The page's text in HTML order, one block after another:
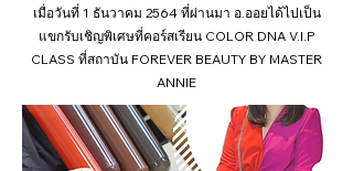
เมื่อวันที่ 1 ธันวาคม 2564 ที่ผ่านมา อ.ออยได้ไปเป็น
แขกรับเชิญพิเศษที่คอร์สเรียน COLOR DNA V.I.P
CLASS ที่สถาบัน FOREVER BEAUTY BY MASTER
ANNIE